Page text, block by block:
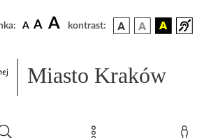
A A A kontrast:
Miasto Kraków